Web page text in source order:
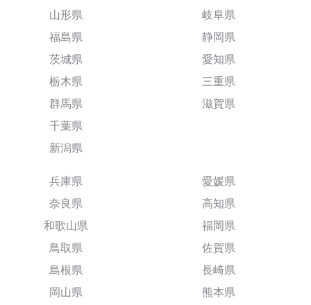
山形県
福島県
茨城県
栃木県
群馬県
千葉県
新潟県
岐阜県
静岡県
愛知県
三重県
滋賀県
兵庫県
奈良県
和歌山県
鳥取県
島根県
岡山県
愛媛県
高知県
福岡県
佐賀県
長崎県
熊本県